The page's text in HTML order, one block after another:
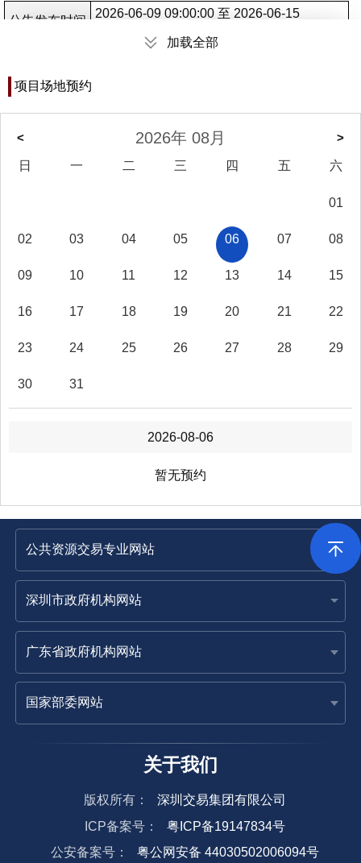
公告发布时间
2026-06-09 09:00:00 至 2026-06-15
公告答疑截止
时间
招标文件获取
网上获取
审，招标公告发布时间不少于5个工作日。
三、招标人与招标代理
建设单位
深圳招商建设管理有限公司
深圳市南山区招商街道水湾
32A
单位名称
深圳利盛管理咨询有限公司
方工
四、详细公告内容
深圳大学城（西校区）宿舍及配套设施提升改造工程项目（宿舍及食
堂部分）室内空气检测服务【标段编号：
4403922026052800101Y001】
招
每层全部检测；哈尔滨工业大学校区荔园1～5栋，每层全
检测，荔园6～10栋修缮改造范围仅为首层，故只检测首
华：一食堂、二食堂；北大：一食堂、二食堂；哈工大一
堂。具体工作内容详见招标文件任务书（检测方案）。
152.4万元
加载全部
项目场地预约
< 2026年 08月 >
日 一 二 三 四 五 六
01
02 03 04 05 06 07 08
09 10 11 12 13 14 15
16 17 18 19 20 21 22
23 24 25 26 27 28 29
30 31
2026-08-06
暂无预约
关于我们
版权所有：
深圳交易集团有限公司
ICP备案号：
粤ICP备19147834号
公安备案号：
粤公网安备 44030502006094号